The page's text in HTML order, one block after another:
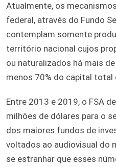
Atualmente, os
federal, através do Fundo
contemplam somente
território nacional cujos
ou naturalizados há mais
menos 70% do capital total
Entre 2013 e 2019, o FSA
milhões de dólares para o
dos maiores fundos de
voltados ao audiovisual do
se estranhar que esses